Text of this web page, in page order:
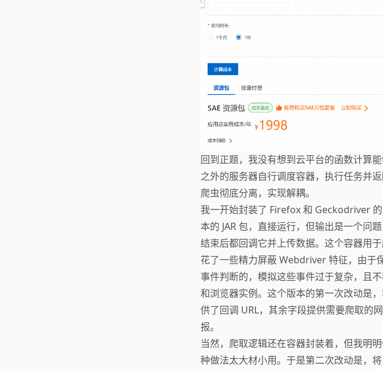
回到正题，我没有想到云平台的函数计算
之外的服务器自行调度容器，执行任务并
爬虫彻底分离，实现解耦。
我一开始封装了 Firefox 和 Geckodriver
本的 JAR 包，直接运行，但输出是一个问
结束后都回调它并上传数据。这个容器用
花了一些精力屏蔽 Webdriver 特征，由于
事件判断的，模拟这些事件过于复杂，且
和浏览器实例。这个版本的第一次改动是
供了回调 URL，其余字段提供需要爬取的
报。
当然，爬取逻辑还在容器封装着，但我明
种做法太大材小用。于是第二次改动是，